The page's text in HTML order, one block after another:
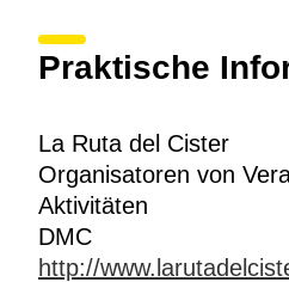
Praktische
La Ruta del Cister
Organisatoren von
Aktivitäten
DMC
http://